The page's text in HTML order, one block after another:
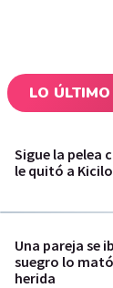
LO ÚLTIMO
Sigue la pelea
le quitó a
Una pareja se
suegro lo
herida